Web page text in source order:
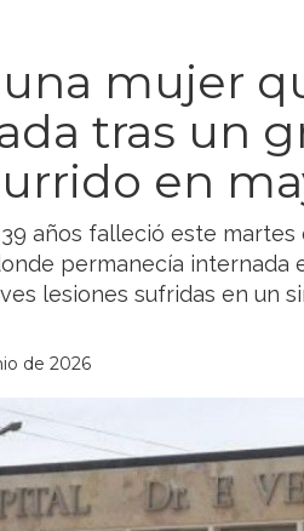
mujer
tras un
en
años falleció este
permanecía internada
lesiones sufridas en un
de 2026